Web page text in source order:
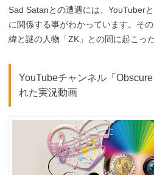
Sad Satanとの遭遇には、YouTuber
に関係する事がわかっています。そ
緯と謎の人物「ZK」との間に起こっ
YouTubeチャンネル「
れた実況動画